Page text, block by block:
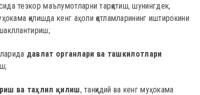
тезкор маълумотларни тарқатиш, шунингдек,
қилишда кенг аҳоли қатламларининг иштирокини
давлат органлари ва ташкилотлари
ва таҳлил қилиш, танқидий ва кенг муҳокама